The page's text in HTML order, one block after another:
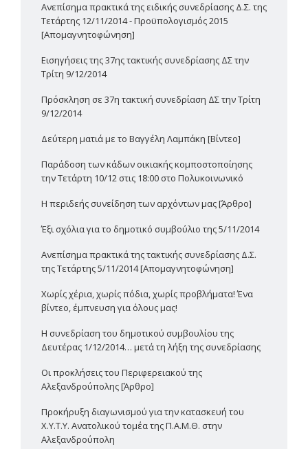
Ανεπίσημα πρακτικά της ειδικής συνεδρίασης Δ.Σ. της
Τετάρτης 12/11/2014 - Προϋπολογισμός 2015
[Απομαγνητοφώνηση]
Εισηγήσεις της 37ης τακτικής συνεδρίασης ΔΣ την
Τρίτη 9/12/2014
Πρόσκληση σε 37η τακτική συνεδρίαση ΔΣ την Τρίτη
9/12/2014
Δεύτερη ματιά με το Βαγγέλη Λαμπάκη [Βίντεο]
Παράδοση των κάδων οικιακής κομποστοποίησης
την Τετάρτη 10/12 στις 18:00 στο Πολυκοινωνικό
H περιδεής συνείδηση των αρχόντων μας [Άρθρο]
Έξι σχόλια για το δημοτικό συμβούλιο της 5/11/2014
Ανεπίσημα πρακτικά της τακτικής συνεδρίασης Δ.Σ.
της Τετάρτης 5/11/2014 [Απομαγνητοφώνηση]
Χωρίς χέρια, χωρίς πόδια, χωρίς προβλήματα! Ένα
βίντεο, έμπνευση για όλους μας!
Η συνεδρίαση του δημοτικού συμβουλίου της
Δευτέρας 1/12/2014… μετά τη λήξη της συνεδρίασης
Οι προκλήσεις του Περιφερειακού της
Αλεξανδρούπολης [Άρθρο]
Προκήρυξη διαγωνισμού για την κατασκευή του
Χ.Υ.Τ.Υ. Ανατολικού τομέα της Π.Α.Μ.Θ. στην
Αλεξανδρούπολη